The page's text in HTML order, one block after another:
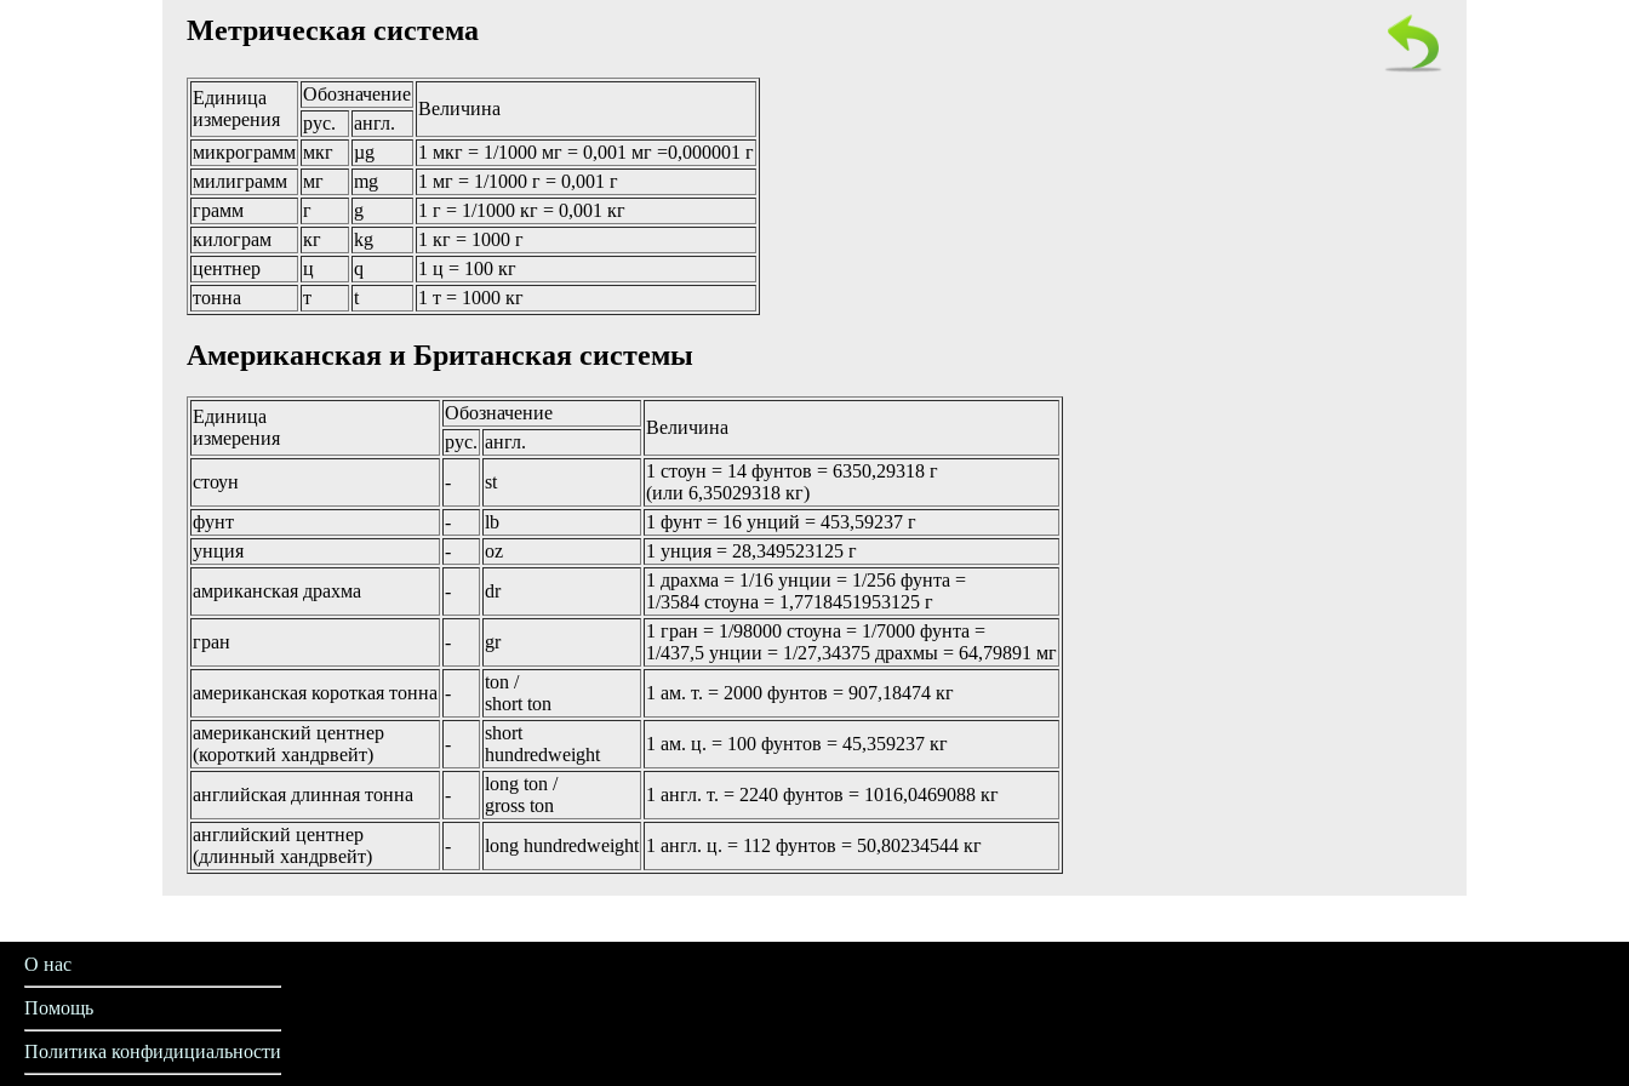
Метрическая система
Единица
измерения
Обозначение
Величина
рус.
англ.
микрограмм мкг µg
1 мкг = 1/1000 мг = 0,001 мг =0,000001 г
милиграмм
мг mg
1 мг = 1/1000 г = 0,001 г
грамм
г g
1 г = 1/1000 кг = 0,001 кг
килограм
кг kg
1 кг = 1000 г
центнер
ц q
1 ц = 100 кг
тонна
т t 1 т = 1000 кг
Американская и Британская системы
Единица
измерения
Обозначение
Величина
рус. англ.
стоун
- st
1 стоун = 14 фунтов = 6350,29318 г
(или 6,35029318 кг)
фунт
- lb
1 фунт = 16 унций = 453,59237 г
унция
- oz
1 унция = 28,349523125 г
амриканская драхма
- dr
1 драхма = 1/16 унции = 1/256 фунта =
1/3584 стоуна = 1,7718451953125 г
гран
- gr
1 гран = 1/98000 стоуна = 1/7000 фунта =
1/437,5 унции = 1/27,34375 драхмы = 64,79891 мг
американская короткая тонна -
ton /
short ton
1 ам. т. = 2000 фунтов = 907,18474 кг
американский центнер
(короткий хандрвейт)
-
short
hundredweight
1 ам. ц. = 100 фунтов = 45,359237 кг
английская длинная тонна -
long ton /
gross ton
1 англ. т. = 2240 фунтов = 1016,0469088 кг
английский центнер
(длинный хандрвейт)
- long hundredweight 1 англ. ц. = 112 фунтов = 50,80234544 кг
О нас
Помощь
Политика конфидициальности